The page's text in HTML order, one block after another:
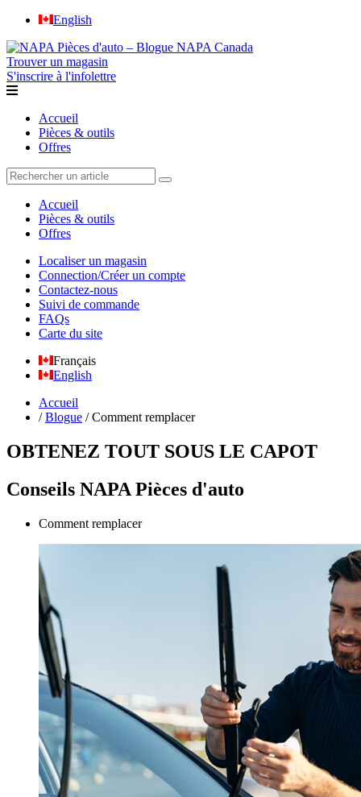
English
Trouver un magasin
S'inscrire à l'infolettre
Accueil
Pièces & outils
Offres
Accueil
Pièces & outils
Offres
Localiser un magasin
Connection/Créer un compte
Contactez-nous
Suivi de commande
FAQs
Carte du site
Français
English
Accueil
/ Blogue /Comment remplacer
OBTENEZ TOUT SOUS LE CAPOT
Conseils NAPA Pièces d'auto
Comment remplacer